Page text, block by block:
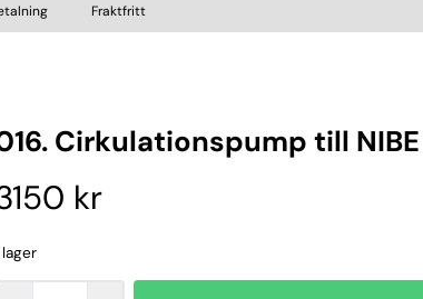
Fraktfritt
Cirkulationspump till NIBE
kr
lager